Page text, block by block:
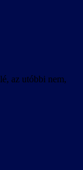
az utóbbi nem,